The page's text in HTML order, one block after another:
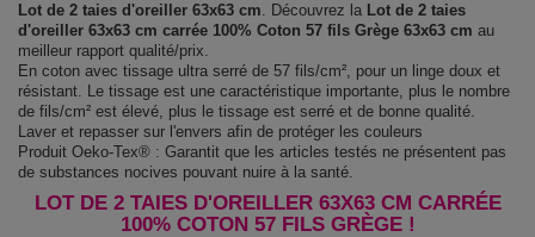
Lot de 2 taies d'oreiller 63x63 cm. Découvrez la Lot de 2 taies
d'oreiller 63x63 cm carrée 100% Coton 57 fils Grège 63x63 cm au
meilleur rapport qualité/prix.
En coton avec tissage ultra serré de 57 fils/cm², pour un linge doux et
résistant. Le tissage est une caractéristique importante, plus le nombre
de fils/cm² est élevé, plus le tissage est serré et de bonne qualité.
Laver et repasser sur l'envers afin de protéger les couleurs
Produit Oeko-Tex® : Garantit que les articles testés ne présentent pas
de substances nocives pouvant nuire à la santé.
LOT DE 2 TAIES D'OREILLER 63X63 CM CARRÉE
100% COTON 57 FILS GRÈGE !